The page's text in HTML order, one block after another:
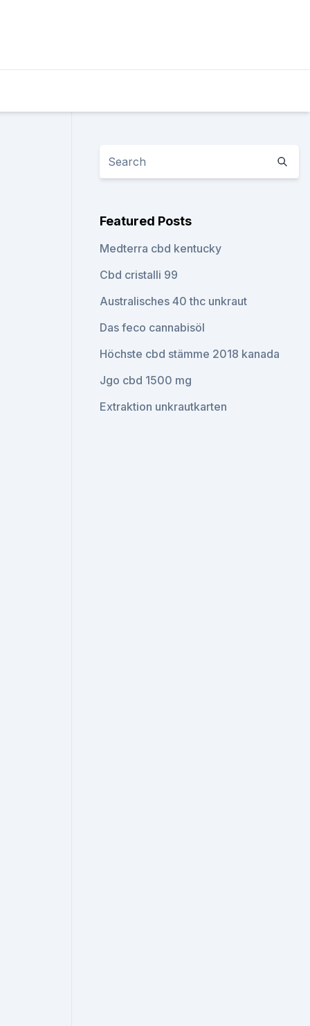
Featured Posts
Medterra cbd kentucky
Cbd cristalli 99
Australisches 40 thc unkraut
Das feco cannabisöl
Höchste cbd stämme 2018 kanada
Jgo cbd 1500 mg
Extraktion unkrautkarten